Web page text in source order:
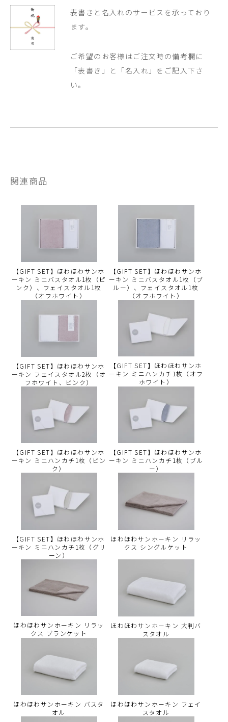
表書きと名入れのサービスを承っており
ます。
ご希望のお客様はご注文時の備考欄に
「表書き」と「名入れ」をご記入下さ
い。
関連商品
【GIFT SET】ほわほわサンホ
ーキン ミニバスタオル1枚（ピ
ンク）、フェイスタオル1枚
（オフホワイト）
【GIFT SET】ほわほわサンホ
ーキン ミニバスタオル1枚（ブ
ルー）、フェイスタオル1枚
（オフホワイト）
【GIFT SET】ほわほわサンホ
ーキン フェイスタオル2枚（オ
フホワイト、ピンク）
【GIFT SET】ほわほわサンホ
ーキン ミニハンカチ1枚（オフ
ホワイト）
【GIFT SET】ほわほわサンホ
ーキン ミニハンカチ1枚（ピン
ク）
【GIFT SET】ほわほわサンホ
ーキン ミニハンカチ1枚（ブル
ー）
【GIFT SET】ほわほわサンホ
ーキン ミニハンカチ1枚（グリ
ーン）
ほわほわサンホーキン リラッ
クス シングルケット
ほわほわサンホーキン リラッ
クス ブランケット
ほわほわサンホーキン 大判バ
スタオル
ほわほわサンホーキン バスタ
オル
ほわほわサンホーキン フェイ
スタオル